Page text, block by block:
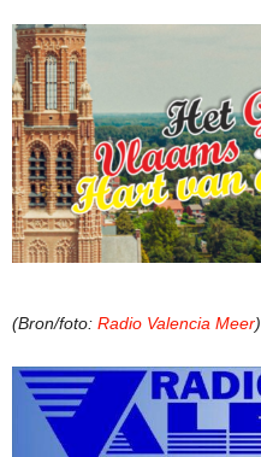
(Bron/foto: Radio Valencia Meer)